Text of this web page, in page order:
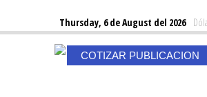
Thursday, 6 de August del 2026
COTIZAR PUBLICACION